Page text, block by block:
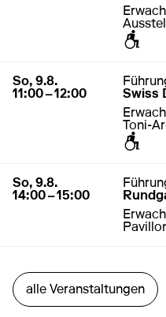
9. August 2026
11:00 –
So, 9.8.
11:00 – 12:00
Swiss
Toni-
9. August 2026
14:00 –
So, 9.8.
14:00 – 15:00
alle Veranstaltungen